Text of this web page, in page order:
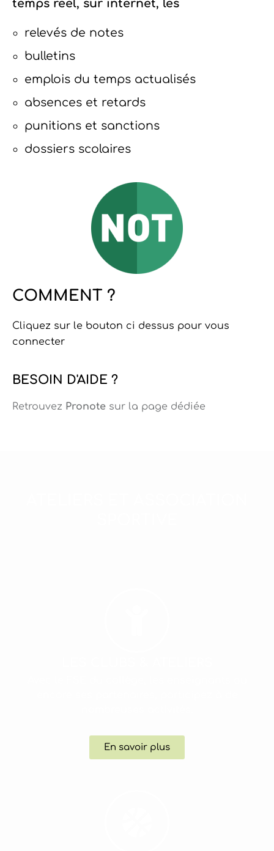
temps réel, sur internet, les
relevés de notes
bulletins
emplois du temps actualisés
absences et retards
punitions et sanctions
dossiers scolaires
COMMENT ?
Cliquez sur le bouton ci dessus pour vous
connecter
BESOIN D'AIDE ?
Retrouvez Pronote sur la page dédiée
En savoir plus